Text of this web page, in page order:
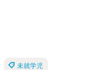
未就学児